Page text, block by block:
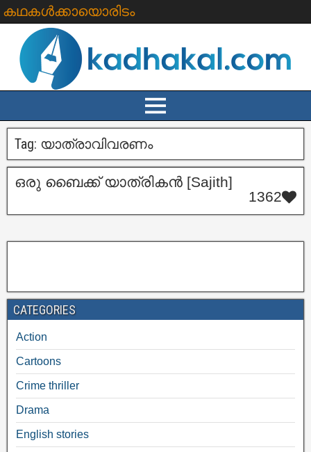
കഥകൾക്കായൊരിടം
Tag: യാത്രാവിവരണം
ഒരു ബൈക്ക് യാത്രികൻ [Sajith]
1362
CATEGORIES
Action
Cartoons
Crime thriller
Drama
English stories